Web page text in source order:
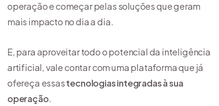
operação e começar pelas soluções que geram
mais impacto no dia a dia.
E, para aproveitar todo o potencial da inteligência
artificial, vale contar com uma plataforma que já
ofereça essastecnologias integradas à sua
operação.